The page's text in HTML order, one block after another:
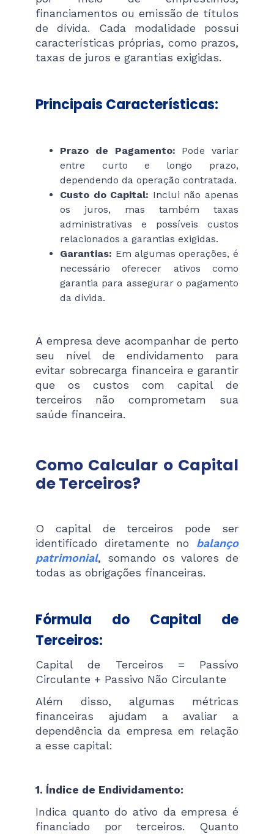
financiamentos ou emissão de títulos
de dívida. Cada modalidade possui
características próprias, como prazos,
taxas de juros e garantias exigidas.
Principais Características:
Prazo de Pagamento: Pode variar
entre curto e longo prazo,
dependendo da operação contratada.
Custo do Capital: Inclui não apenas
os juros, mas também taxas
administrativas e possíveis custos
relacionados a garantias exigidas.
Garantias: Em algumas operações, é
necessário oferecer ativos como
garantia para assegurar o pagamento
da dívida.
A empresa deve acompanhar de perto
seu nível de endividamento para
evitar sobrecarga financeira e garantir
que os custos com capital de
terceiros não comprometam sua
saúde financeira.
Como Calcular o Capital
de Terceiros?
O capital de terceiros pode ser
identificado diretamente no balanço
patrimonial, somando os valores de
todas as obrigações financeiras.
Fórmula do Capital de
Terceiros:
Capital de Terceiros = Passivo
Circulante + Passivo Não Circulante
Além disso, algumas métricas
financeiras ajudam a avaliar a
dependência da empresa em relação
a esse capital:
1. Índice de Endividamento:
Indica quanto do ativo da empresa é
financiado por terceiros. Quanto